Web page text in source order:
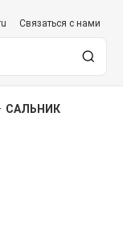
Связаться с нами
САЛЬНИК